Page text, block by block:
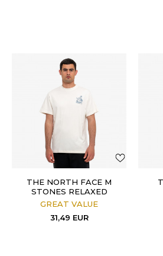
THE NORTH FACE M
STONES RELAXED
SHORT SLEEVE TEE-
GREAT VALUE
31,49 EUR